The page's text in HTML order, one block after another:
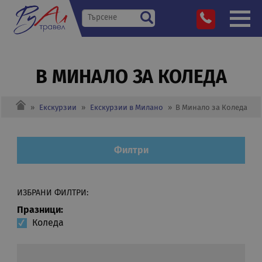
В МИНАЛО ЗА КОЛЕДА
» Екскурзии » Екскурзии в Милано » В Минало за Коледа
Филтри
ИЗБРАНИ ФИЛТРИ:
Празници:
Коледа